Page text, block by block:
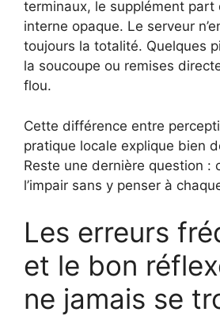
terminaux, le supplément part
interne opaque. Le serveur
toujours la totalité. Quelques
la soucoupe ou remises
flou.
Cette différence entre
pratique locale explique bien
Reste une dernière question :
l’impair sans y penser à
Les erreurs fréquentes
et le bon
ne jamais se